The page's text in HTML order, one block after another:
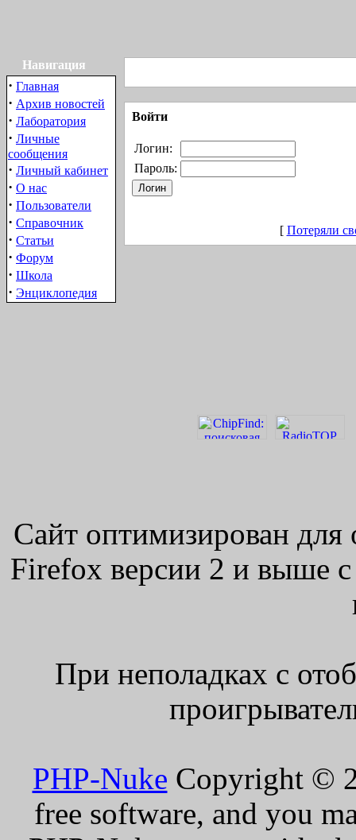
Навигация
· Главная
· Архив новостей
· Лаборатория
· Личные
сообщения
· Личный кабинет
· О нас
· Пользователи
· Справочник
· Статьи
· Форум
· Школа
· Энциклопедия
Войти
Логин:
Пароль:
[ Потеряли
Сайт оптимизирован для
Firefox версии 2 и выше
При неполадках с
PHP-Nuke Copyright ©
free software, and you